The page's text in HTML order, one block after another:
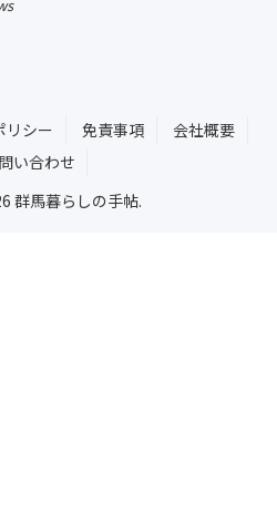
リシー 免責事項
会社概要
い合わせ
群馬暮らしの手帖.